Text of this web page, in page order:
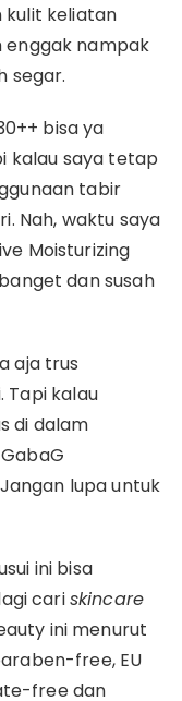
kulit keliatan
enggak nampak
segar.
bisa ya
kalau saya tetap
tabir
Nah, waktu saya
Moisturizing
dan susah
aja trus
Tapi kalau
di dalam
lupa untuk
ini bisa
cariskincare
ini menurut
free, EU
free dan